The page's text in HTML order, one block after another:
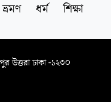
ভ্রমণ ধর্ম শিক্ষা
উত্তরা ঢাকা -১২৩০